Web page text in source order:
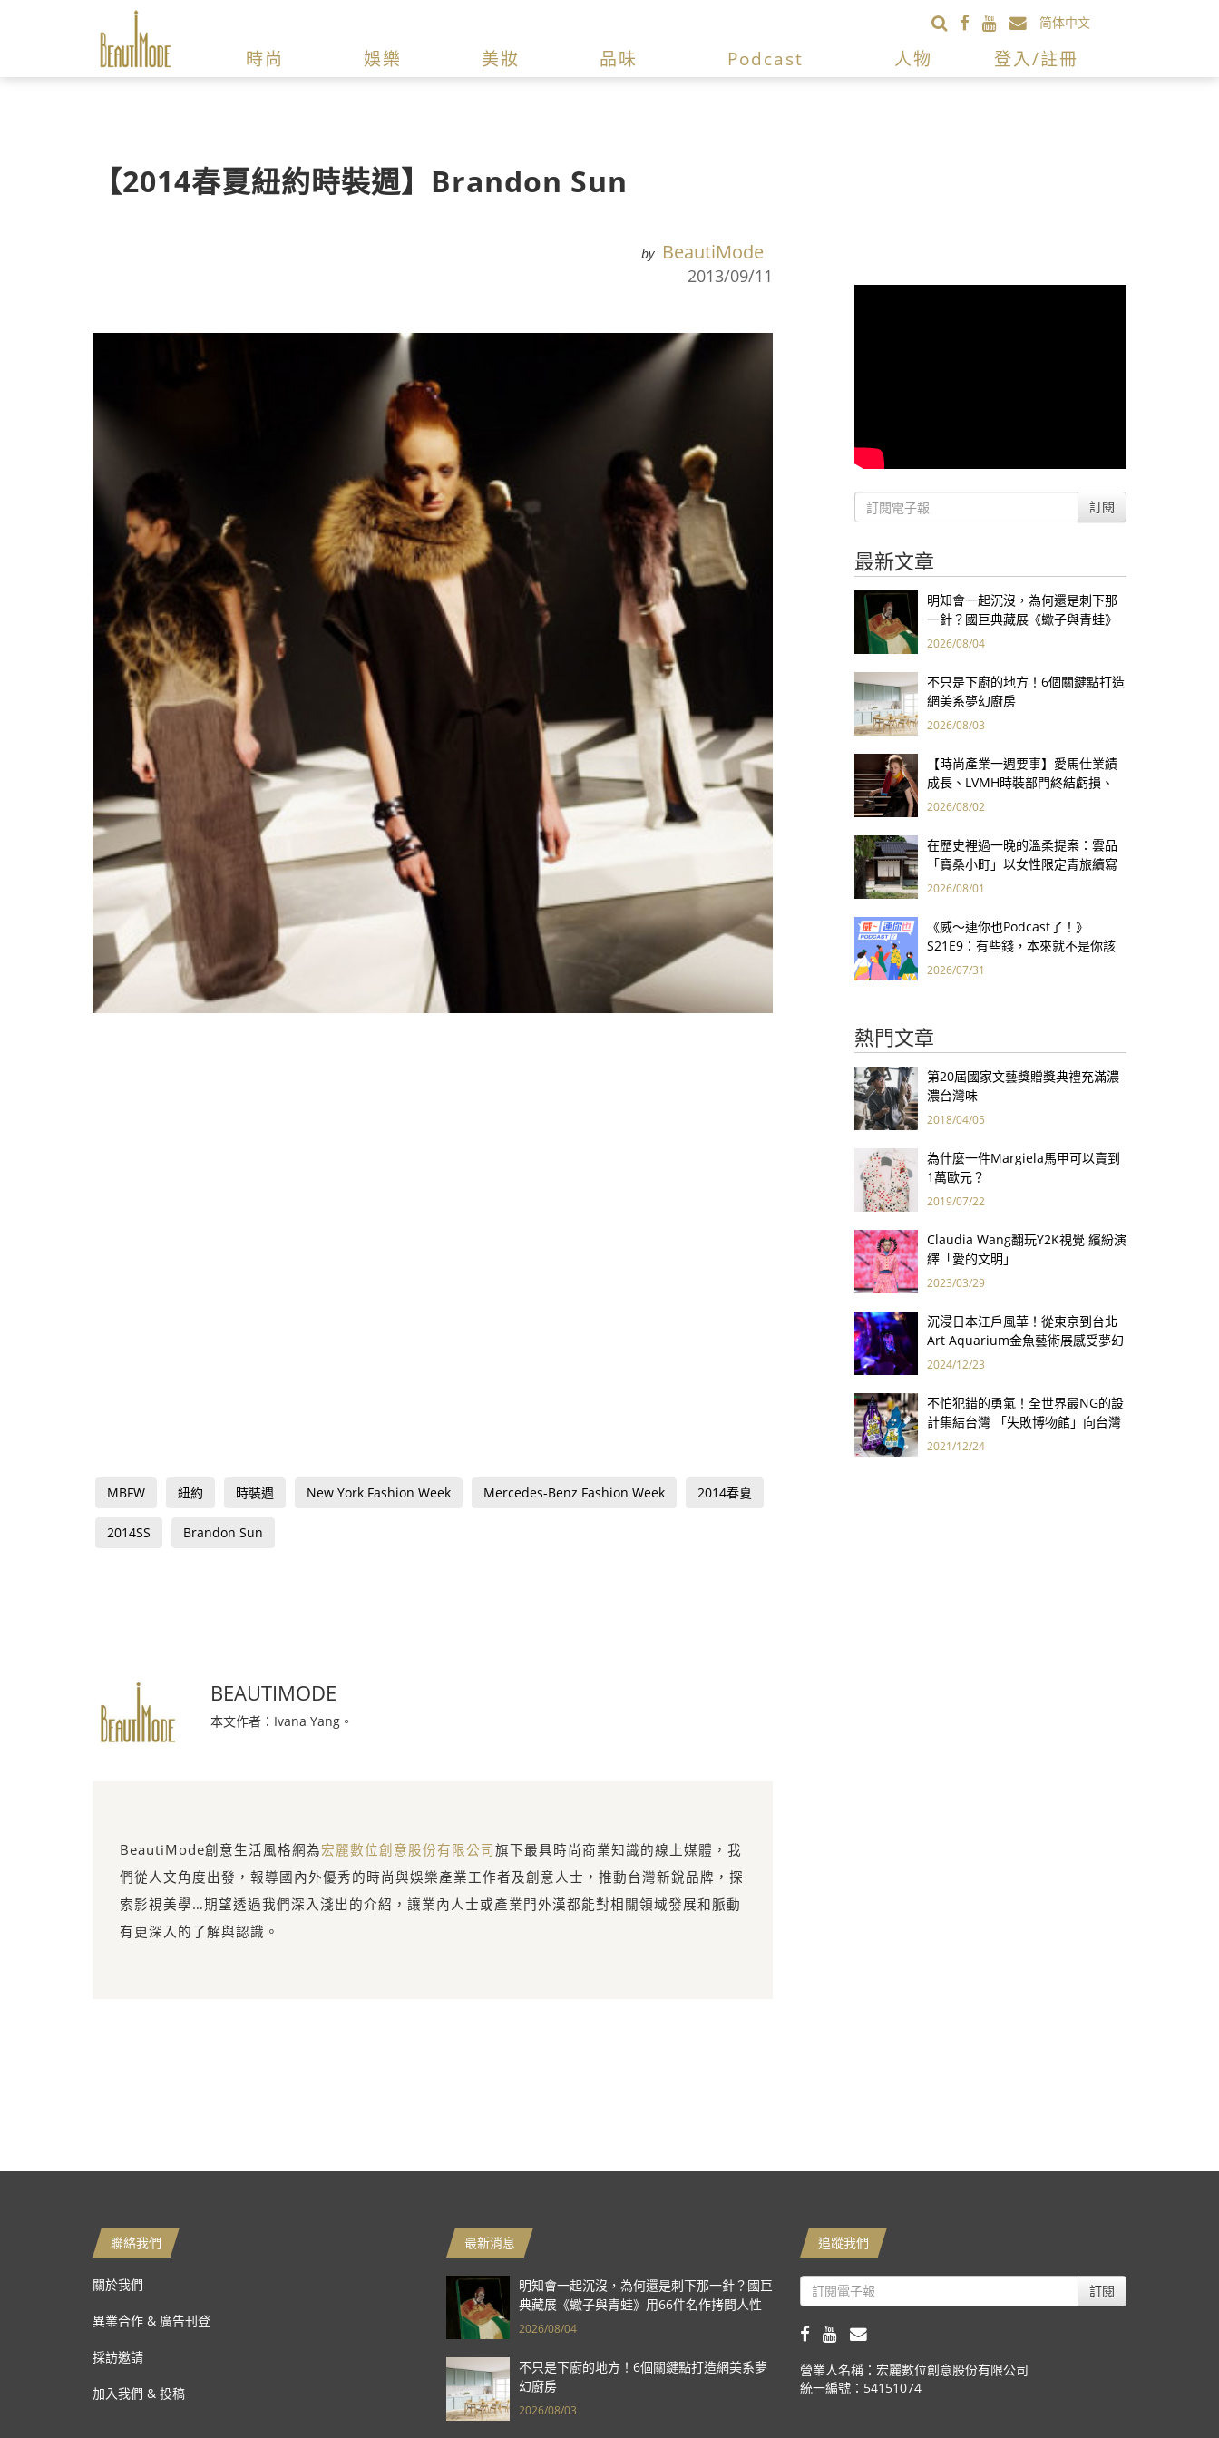
简体中文
時尚 娛樂 美妝 品味 Podcast 人物 登入/註冊
【2014春夏紐約時裝週】Brandon Sun
by BeautiMode
2013/09/11
MBFW 紐約 時裝週 New York Fashion Week Mercedes-Benz Fashion Week 2014春夏
2014SS Brandon Sun
BEAUTIMODE
本文作者：Ivana Yang。
BeautiMode創意生活風格網為宏麗數位創意股份有限公司旗下最具時尚商業知識的線上媒體，我
們從人文角度出發，報導國內外優秀的時尚與娛樂產業工作者及創意人士，推動台灣新銳品牌，探
索影視美學…期望透過我們深入淺出的介紹，讓業內人士或產業門外漢都能對相關領域發展和脈動
有更深入的了解與認識。
訂閱
最新文章
明知會一起沉沒，為何還是刺下那
一針？國巨典藏展《蠍子與青蛙》
用66件名作拷問人性
2026/08/04
不只是下廚的地方！6個關鍵點打造
網美系夢幻廚房
2026/08/03
【時尚產業一週要事】愛馬仕業績
成長、LVMH時裝部門終結虧損、
Kering轉型策略初現成效、Prada
2026/08/02
在歷史裡過一晚的溫柔提案：雲品
「寶桑小町」以女性限定青旅續寫
台東老屋記憶
2026/08/01
《威～連你也Podcast了！》
S21E9：有些錢，本來就不是你該
賺的——讀《一個投機者的告白》
2026/07/31
熱門文章
第20屆國家文藝獎贈獎典禮充滿濃
濃台灣味
2018/04/05
為什麼一件Margiela馬甲可以賣到
1萬歐元？
2019/07/22
Claudia Wang翻玩Y2K視覺 繽紛演
繹「愛的文明」
2023/03/29
沉浸日本江戶風華！從東京到台北
Art Aquarium金魚藝術展感受夢幻
水世界
2024/12/23
不怕犯錯的勇氣！全世界最NG的設
計集結台灣 「失敗博物館」向台灣
徵求失敗產品！
2021/12/24
聯絡我們
關於我們
異業合作 & 廣告刊登
採訪邀請
加入我們 & 投稿
最新消息
明知會一起沉沒，為何還是刺下那一針？國巨
典藏展《蠍子與青蛙》用66件名作拷問人性
2026/08/04
不只是下廚的地方！6個關鍵點打造網美系夢
幻廚房
2026/08/03
追蹤我們
訂閱
營業人名稱：宏麗數位創意股份有限公司
統一編號：54151074